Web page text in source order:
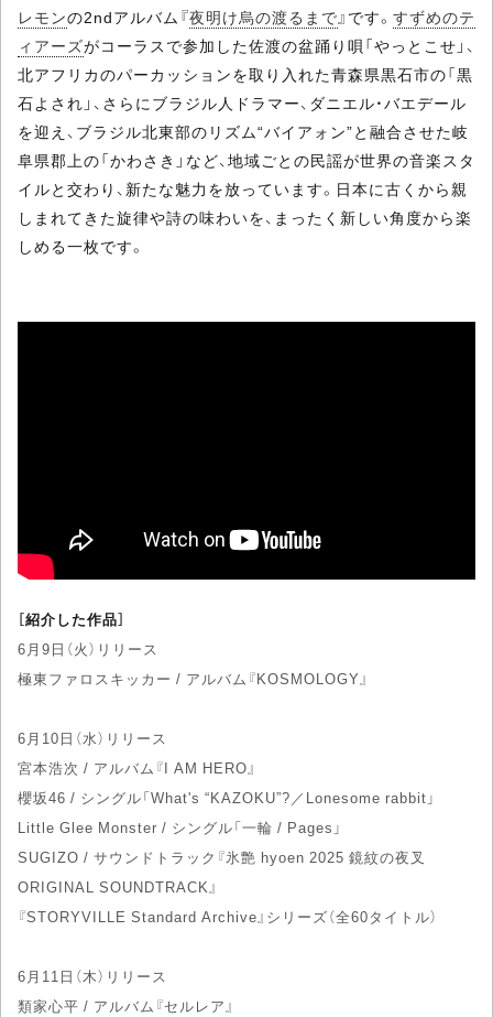
レモンの2ndアルバム『夜明け烏の渡るまで』です。 すずめのテ
ィアーズがコーラスで参加した佐渡の盆踊り唄「やっとこせ」、
北アフリカのパーカッションを取り入れた青森県黒石市の「黒
石よされ」、さらにブラジル人ドラマー、ダニエル・バエデール
を迎え、ブラジル北東部のリズム“バイアォン”と融合させた岐
阜県郡上の「かわさき」など、地域ごとの民謡が世界の音楽スタ
イルと交わり、新たな魅力を放っています。日本に古くから親
しまれてきた旋律や詩の味わいを、まったく新しい角度から楽
しめる一枚です。
［紹介した作品］
6月9日（火）リリース
極東ファロスキッカー / アルバム『KOSMOLOGY』
6月10日（水）リリース
宮本浩次 / アルバム『I AM HERO』
櫻坂46 / シングル「What's “KAZOKU”?／Lonesome rabbit」
Little Glee Monster / シングル「一輪 / Pages」
SUGIZO / サウンドトラック『氷艶 hyoen 2025 鏡紋の夜叉
ORIGINAL SOUNDTRACK』
『STORYVILLE Standard Archive』シリーズ（全60タイトル）
6月11日（木）リリース
類家心平 / アルバム『セルレア』